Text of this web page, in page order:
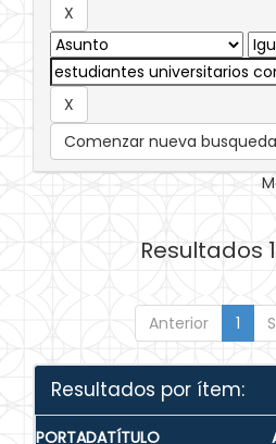
Comenzar nueva busqueda
Resultados
Anterior 1
Resultados por ítem:
PORTADATÍTULO